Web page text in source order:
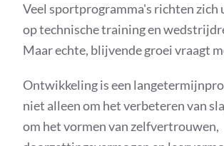
Veel sportprogramma's richten
op technische training en
Maar echte, blijvende groei vraagt
Ontwikkeling is een
niet alleen om het verbeteren van
om het vormen van zelfvertrouwen,